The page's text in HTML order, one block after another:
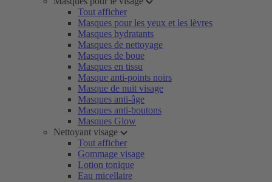
Tout afficher
Masques pour les yeux et les lèvres
Masques hydratants
Masques de nettoyage
Masques de boue
Masques en tissu
Masque anti-points noirs
Masque de nuit visage
Masques anti-âge
Masques anti-boutons
Masques Glow
Nettoyant visage
Tout afficher
Gommage visage
Lotion tonique
Eau micellaire